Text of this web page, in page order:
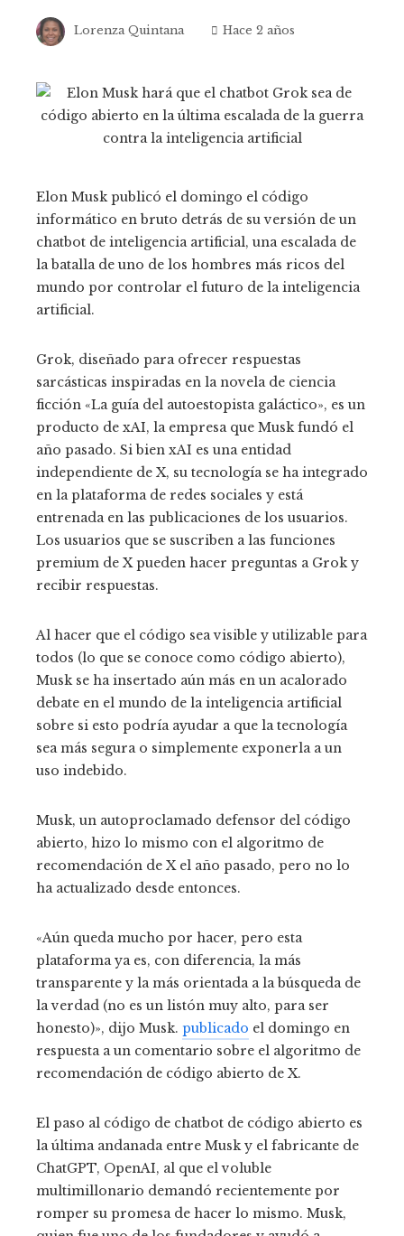
Lorenza Quintana Hace 2 años
Elon Musk publicó el domingo el código
informático en bruto detrás de su versión de un
chatbot de inteligencia artificial, una escalada de
la batalla de uno de los hombres más ricos del
mundo por controlar el futuro de la inteligencia
artificial.
Grok, diseñado para ofrecer respuestas
sarcásticas inspiradas en la novela de ciencia
ficción «La guía del autoestopista galáctico», es un
producto de xAI, la empresa que Musk fundó el
año pasado. Si bien xAI es una entidad
independiente de X, su tecnología se ha integrado
en la plataforma de redes sociales y está
entrenada en las publicaciones de los usuarios.
Los usuarios que se suscriben a las funciones
premium de X pueden hacer preguntas a Grok y
recibir respuestas.
Al hacer que el código sea visible y utilizable para
todos (lo que se conoce como código abierto),
Musk se ha insertado aún más en un acalorado
debate en el mundo de la inteligencia artificial
sobre si esto podría ayudar a que la tecnología
sea más segura o simplemente exponerla a un
uso indebido.
Musk, un autoproclamado defensor del código
abierto, hizo lo mismo con el algoritmo de
recomendación de X el año pasado, pero no lo
ha actualizado desde entonces.
«Aún queda mucho por hacer, pero esta
plataforma ya es, con diferencia, la más
transparente y la más orientada a la búsqueda de
la verdad (no es un listón muy alto, para ser
honesto)», dijo Musk. publicado el domingo en
respuesta a un comentario sobre el algoritmo de
recomendación de código abierto de X.
El paso al código de chatbot de código abierto es
la última andanada entre Musk y el fabricante de
ChatGPT, OpenAI, al que el voluble
multimillonario demandó recientemente por
romper su promesa de hacer lo mismo. Musk,